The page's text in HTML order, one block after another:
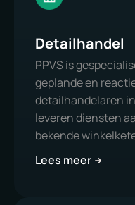
Detailhandel
PPVS is
geplande en
detailhandelaren
leveren diensten
bekende
Lees meer